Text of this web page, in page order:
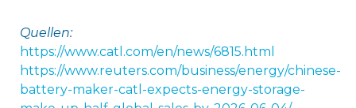
Quellen:
https://www.catl.com/en/news/6815.html
https://www.reuters.com/business/energy/chinese-
battery-maker-catl-expects-energy-storage-